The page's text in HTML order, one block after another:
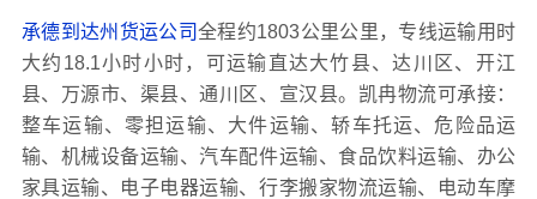
承德到达州货运公司全程约1803公里公里，专线运输用时
大约18.1小时小时，可运输直达大竹县、达川区、开江
县、万源市、渠县、通川区、宣汉县。凯冉物流可承接：
整车运输、零担运输、大件运输、轿车托运、危险品运
输、机械设备运输、汽车配件运输、食品饮料运输、办公
家具运输、电子电器运输、行李搬家物流运输、电动车摩